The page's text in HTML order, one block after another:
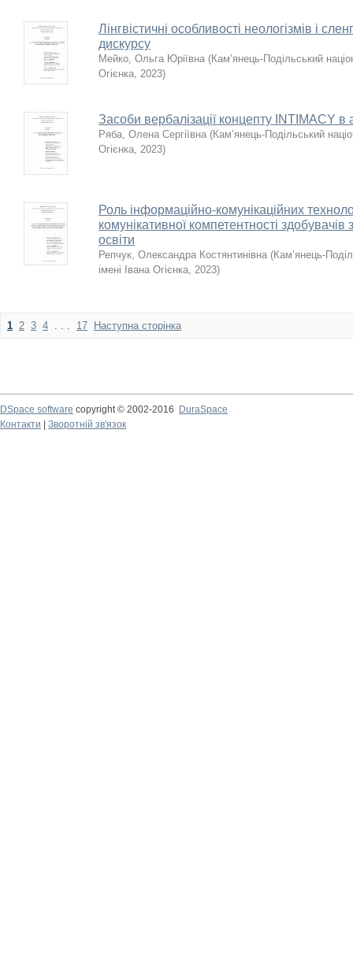
Лінгвістичні особливості неологізмів і
дискурсу
Мейко, Ольга Юріївна (Кам’янець-Подільський
Огієнка, 2023)
Засоби вербалізації концепту INTIMACY в
Ряба, Олена Сергіївна (Кам’янець-Подільський
Огієнка, 2023)
Роль інформаційно-комунікаційних
комунікативної компетентності здобувачів
освіти
Репчук, Олександра Костянтинівна (Кам’янець-
імені Івана Огієнка, 2023)
1 2 3 4 . . . 17 Наступна сторінка
DSpace software copyright © 2002-2016
DuraSpace
Контакти
Зворотній зв'язок